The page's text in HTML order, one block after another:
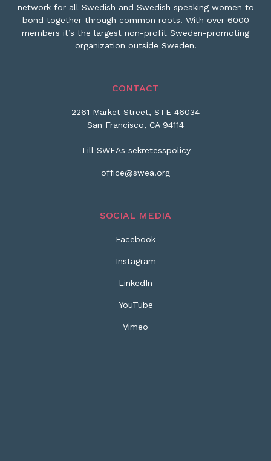
network for all Swedish and Swedish speaking women to
bond together through common roots. With over 6000
members it’s the largest non-profit Sweden-promoting
organization outside Sweden.
CONTACT
2261 Market Street, STE 46034
San Francisco, CA 94114
Till SWEAs sekretesspolicy
office@swea.org
SOCIAL MEDIA
Facebook
Instagram
LinkedIn
YouTube
Vimeo